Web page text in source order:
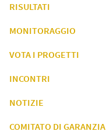
RISULTATI
MONITORAGGIO
VOTA I PROGETTI
INCONTRI
NOTIZIE
COMITATO DI GARANZIA